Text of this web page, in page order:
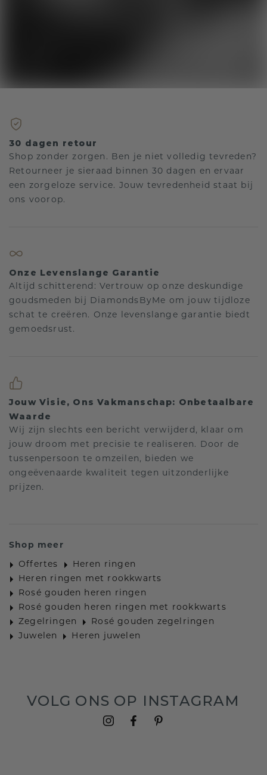
30 dagen retour
Shop zonder zorgen. Ben je niet volledig tevreden?
Retourneer je sieraad binnen 30 dagen en ervaar
een zorgeloze service. Jouw tevredenheid staat bij
ons voorop.
Onze Levenslange Garantie
Altijd schitterend: Vertrouw op onze deskundige
goudsmeden bij DiamondsByMe om jouw tijdloze
schat te creëren. Onze levenslange garantie biedt
gemoedsrust.
Jouw Visie, Ons Vakmanschap: Onbetaalbare
Waarde
Wij zijn slechts een bericht verwijderd, klaar om
jouw droom met precisie te realiseren. Door de
tussenpersoon te omzeilen, bieden we
ongeëvenaarde kwaliteit tegen uitzonderlijke
prijzen.
Shop meer
Offertes
Heren ringen
Heren ringen met rookkwarts
Rosé gouden heren ringen
Rosé gouden heren ringen met rookkwarts
Zegelringen
Rosé gouden zegelringen
Juwelen
Heren juwelen
VOLG ONS OP INSTAGRAM